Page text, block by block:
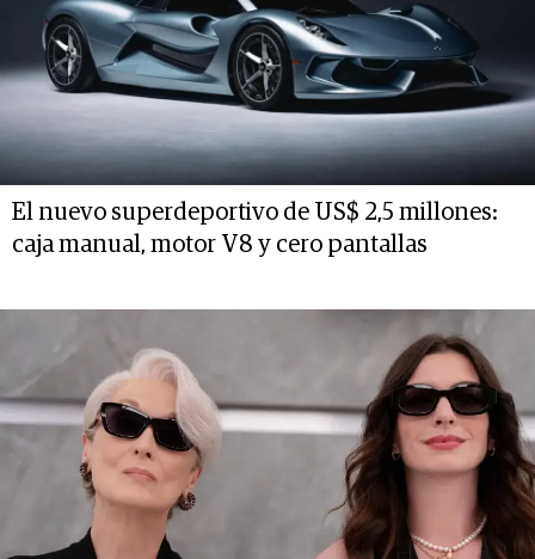
El nuevo superdeportivo de US$ 2,5 millones:
caja manual, motor V8 y cero pantallas